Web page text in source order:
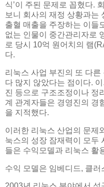
식’이 주된 문제로 꼽혔다.
보니 회사의 재정 상황과는
출혈 매출을 주장하는 이들
없는 인물이 중간관리자로
로 당시 10억 원어치의 램
다.
리눅스 사업 부진의 또 다
다 많지 않았다는 점이다.
진 등으로 구조조정이나 정
계 관계자들은 경영진의 경
을 지적했다.
이러한 리눅스 산업의 문제
눅스의 성장 잠재력이 모두
들은 수익모델과 리눅스 활
수익 모델은 임베디드, 클러